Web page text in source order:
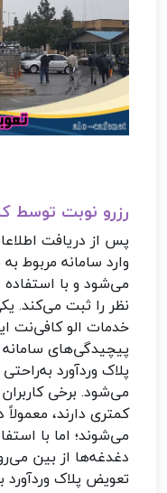
رزرو نوبت توسط
پس از دریافت
وارد سامانه مربوط
می‌شود و با استفاده
نظر را ثبت می‌کند.
خدمات الو کافی‌نت
پیچیدگی‌های سامانه
پلاک وردآورد
می‌شود. برخی
کمتری دارند،
می‌شوند؛ اما با
دغدغه‌ها از بین
تعویض پلاک